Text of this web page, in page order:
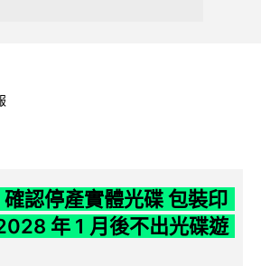
認停產實體光碟 包裝印
年 1 月後不出光碟遊